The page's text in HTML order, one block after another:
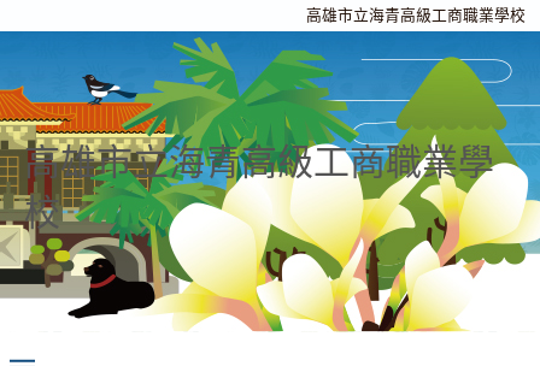
高雄市立海青高級工商職業學校
高雄市立海青高級工商職業學
校